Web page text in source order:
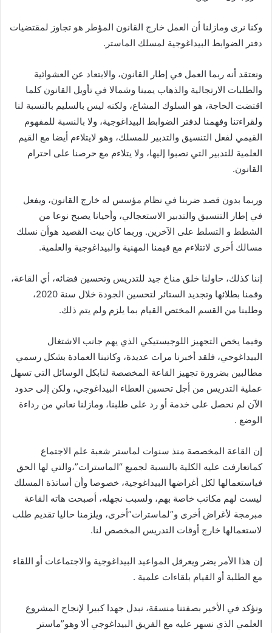
وكنا نرى ومازلنا أن العمل خارج القانون المؤطر هو تجاوز لمقتضيات
دفتر الضوابط البيداغوجية لمسلك الماستر.
ونعتقد أنه ربما العمل في إطار القانون، والابتعاد عن العشوائية
والطلبات الارتجالية والذهاب يمينا وشمالا في تأويل القانون كلما
اقتضت الحاجة، هو السلوك المشاع، ولكنه ليس بالسليم بالنسبة لنا
ولقراءتنا وفهمنا لدفتر الضوابط البيداغوجية، ولا بالنسبة للمفهوم
القيمي لفعل التنسيق والتدبير للمسلك، وهو لايتلاءم أيضا مع القيم
العلمية للتدبير التي نصبوا إليها، ولا يتلاءم مع حرصنا على احترام
القانون.
وربما بدون قصد ضربنا في نظام مؤسس له خارج القانون، ويفعل
في إطار التنسيق والتدبير الاستعجالي، وأحيانا يصبح نوعا من
الشطط و التسلط على الآخرين. وربما كان بيت القصيد هوأن نسلك
مسالك أخرى لاتتلاءم مع قيمنا المهنية والبيداغوجية والعلمية.
إننا كذلك، حاولنا خلق مناخ جيد للتدريس وتحسين فضائه، أي القاعة،
وقمنا بطلائها وتجديد الستائر لتحسين الجودة خلال سنة 2020،
وطلبنا من القسم المختص القيام بما يلزم ولم يتم ذلك.
وفيما يخص التجهيز اللوجيستيكي الذي يهم جانب الاشتغال
البيداغوجي، فلقد أخبرنا مرات عديدة، وكاتبنا العمادة بشكل رسمي
مطالبين بضرورة تجهيز القاعة المخصصة لنابكل الوسائل التي تسهل
عملية التدريس من أجل تحسين العطاء البيداغوجي، ولكن إلى حدود
الآن لم نحصل على خدمة أو رد على طلبنا، ومازلنا نعاني من رداءة
الوضع .
إن القاعة المخصصة منذ سنوات لماستر شعبة علم الاجتماع
كماتعارفت عليه الكلية بالنسبة لجميع “الماسترات”،والتي لها الحق
فياستعمالها لكل أغراضها البيداغوجية، خصوصا وأن أساتذة المسلك
ليست لهم مكاتب خاصة بهم، ولسبب نجهله، أصبحت هاته القاعة
مبرمجة لأغراض أخرى و”لماسترات”أخرى، ويلزمنا حاليا تقديم طلب
لاستعمالها خارج أوقات التدريس المخصص لنا.
إن هذا الأمر يضر ويعرقل المواعيد البيداغوجية والاجتماعات أو اللقاء
مع الطلبة أو القيام بلقاءات علمية .
ونؤكد في الأخير بصفتنا منسقة، نبدل جهدا كبيرا لإنجاح المشروع
العلمي الذي نسهر عليه مع الفريق البيداغوجي ألا وهو”ماستر